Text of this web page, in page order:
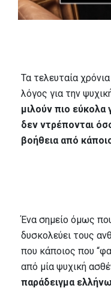
Τα τελευταία
λόγος για την
μιλούν πιο εύκολα
δεν ντρέπονται
βοήθεια από
Ένα σημείο όμως
δυσκολεύει τους
που κάποιος που
από μία ψυχική
παράδειγμα